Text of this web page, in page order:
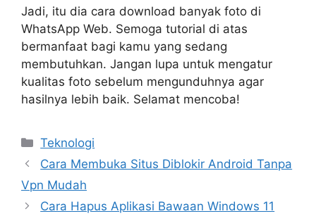
Jadi, itu dia cara download banyak foto di
WhatsApp Web. Semoga tutorial di atas
bermanfaat bagi kamu yang sedang
membutuhkan. Jangan lupa untuk mengatur
kualitas foto sebelum mengunduhnya agar
hasilnya lebih baik. Selamat mencoba!
Kategori
Teknologi
Cara Membuka Situs Diblokir Android Tanpa
Vpn Mudah
Cara Hapus Aplikasi Bawaan Windows 11